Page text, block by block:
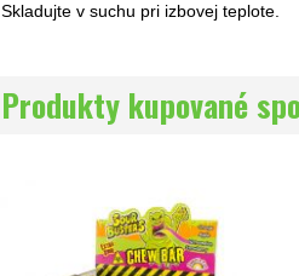
Skladujte v suchu pri izbovej teplote.
Produkty kupované